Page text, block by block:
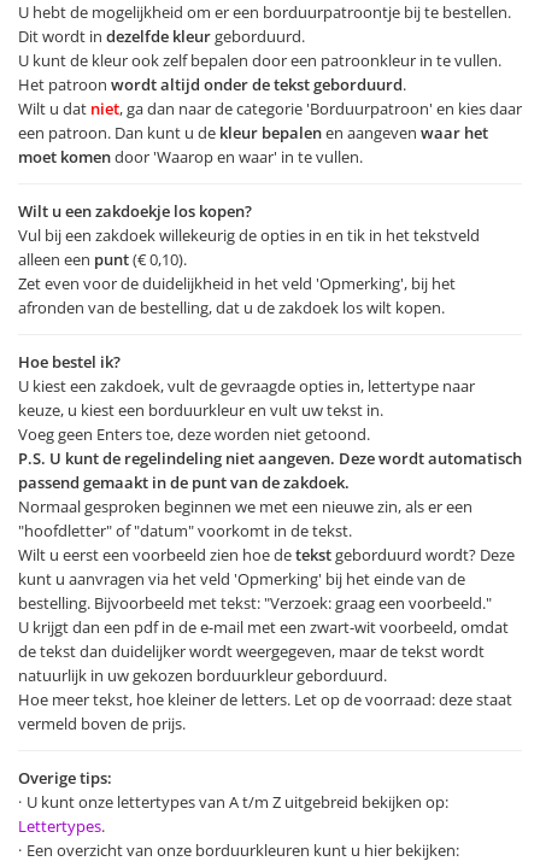
U hebt de mogelijkheid om er een borduurpatroontje bij te bestellen.
Dit wordt in dezelfde kleurgeborduurd.
U kunt de kleur ook zelf bepalen door een patroonkleur in te vullen.
Het patroon wordt altijd onder de tekst geborduurd.
Wilt u dat niet, ga dan naar de categorie 'Borduurpatroon' en kies daar
een patroon. Dan kunt u de kleur bepalenen aangeven waar het
moet komendoor 'Waarop en waar' in te vullen.
Wilt u een zakdoekje los kopen?
Vul bij een zakdoek willekeurig de opties in en tik in het tekstveld
alleen een punt(€ 0,10).
Zet even voor de duidelijkheid in het veld 'Opmerking', bij het
afronden van de bestelling, dat u de zakdoek los wilt kopen.
Hoe bestel ik?
U kiest een zakdoek, vult de gevraagde opties in, lettertype naar
keuze, u kiest een borduurkleur en vult uw tekst in.
Voeg geen Enters toe, deze worden niet getoond.
P.S. U kunt de regelindeling niet aangeven. Deze wordt automatisch
passend gemaakt in de punt van de zakdoek.
Normaal gesproken beginnen we met een nieuwe zin, als er een
"hoofdletter" of "datum" voorkomt in de tekst.
Wilt u eerst een voorbeeld zien hoe detekstgeborduurd wordt? Deze
kunt u aanvragen via het veld 'Opmerking' bij het einde van de
bestelling. Bijvoorbeeld met tekst: "Verzoek: graag een voorbeeld."
U krijgt dan een pdf in de e-mail met een zwart-wit voorbeeld, omdat
de tekst dan duidelijker wordt weergegeven, maar de tekst wordt
natuurlijk in uw gekozen borduurkleur geborduurd.
Hoe meer tekst, hoe kleiner de letters. Let op de voorraad: deze staat
vermeld boven de prijs.
Overige tips:
U kunt onze lettertypes van A t/m Z uitgebreid bekijken op:
Lettertypes.
Een overzicht van onze borduurkleuren kunt u hier bekijken: